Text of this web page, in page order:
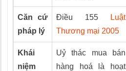
Căn cứ
pháp lý
Điều 155
Luật
Thương mại 2005
Khái
niệm
Uỷ thác mua bán
hàng hoá là hoạt